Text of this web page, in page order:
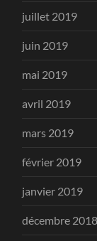
juillet 2019
juin 2019
mai 2019
avril 2019
mars 2019
février 2019
janvier 2019
décembre 2018